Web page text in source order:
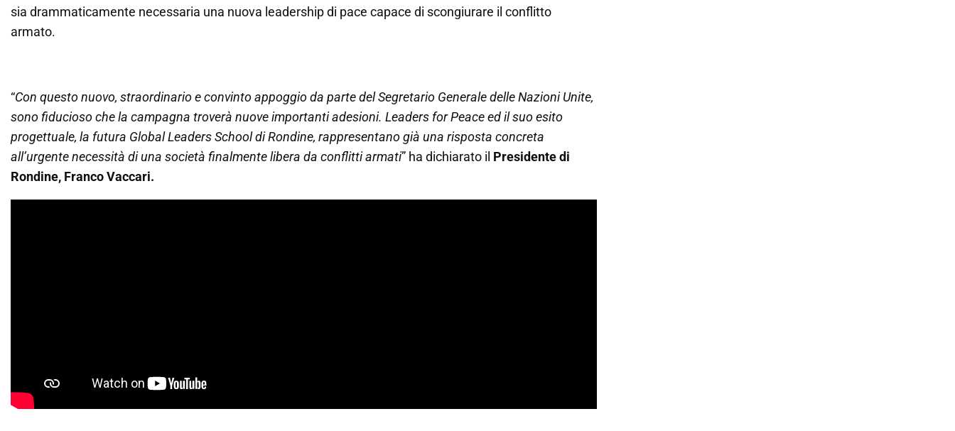
sia drammaticamente necessaria una nuova leadership di pace capace di scongiurare il conflitto
armato.
“Con questo nuovo, straordinario e convinto appoggio da parte del Segretario Generale delle Nazioni Unite,
sono fiducioso che la campagna troverà nuove importanti adesioni. Leaders for Peace ed il suo esito
progettuale, la futura Global Leaders School di Rondine, rappresentano già una risposta concreta
all’urgente necessità di una società finalmente libera da conflitti armati” ha dichiarato il Presidente di
Rondine, Franco Vaccari.